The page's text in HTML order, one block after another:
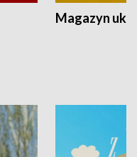
Magazyn